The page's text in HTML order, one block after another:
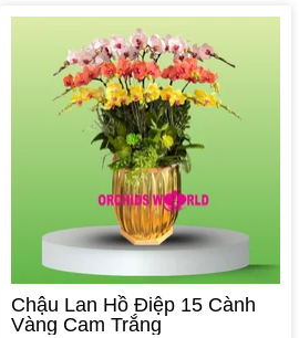
Chậu Lan Hồ Điệp 15 Cành
Vàng Cam Trắng